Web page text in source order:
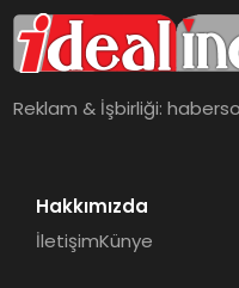
Reklam & İşbirliği:
Hakkımızda
İletişimKünye